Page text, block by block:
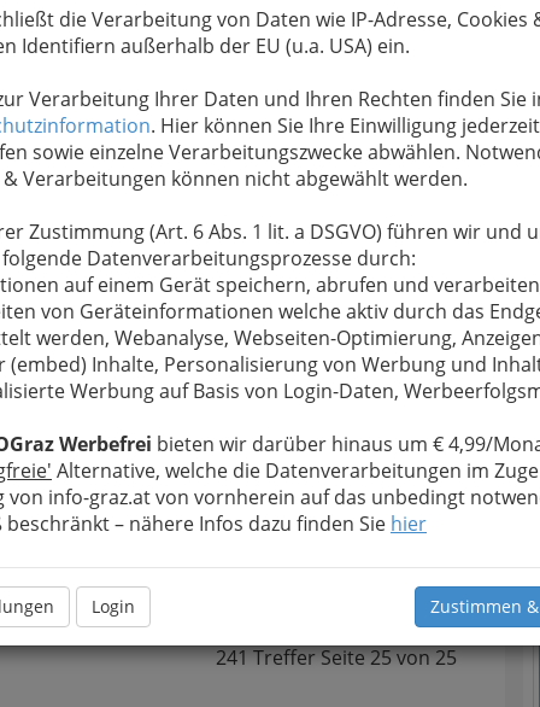
die Verarbeitung von Daten wie IP-Adresse, Cookies
Identifiern außerhalb der EU (u.a. USA) ein.
Verarbeitung Ihrer Daten und Ihren Rechten finden Sie
. Hier können Sie Ihre Einwilligung jederzeit
sowie einzelne Verarbeitungszwecke abwählen.
& Verarbeitungen können nicht abgewählt werden.
Zustimmung (Art. 6 Abs. 1 lit. a DSGVO) führen wir und
Datenverarbeitungsprozesse durch:
auf einem Gerät speichern, abrufen und
von Geräteinformationen welche aktiv durch das
werden, Webanalyse, Webseiten-Optimierung,
(embed) Inhalte, Personalisierung von Werbung und
Werbung auf Basis von Login-Daten,
Werbefrei bieten wir darüber hinaus um € 4,99/
Alternative, welche die Datenverarbeitungen im
von info-graz.at von vornherein auf das unbedingt
beschränkt – nähere Infos dazu finden Sie hier
Login Zustimmen
Seite. Ein Grund, der
zieht. Abenteuerliche
aus längst
ein Picknick am See
inund um Graz sind vielfältig.
und Freizeitparks mit tollen Angeboten,
Sommerrodelbahnen, alte Schlösser
Fitnessparcours oder eine spannende
selbst Bewegungsmuffel und Trantüten in
einberufen, Ziel aussuchen und losstarten - in
Alle Bezirke
241 TrefferSeite25von25